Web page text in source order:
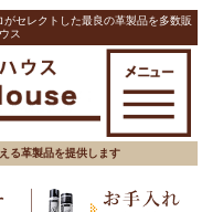
セレクトした最良の革製品を多数販
ス
る革製品を提供します